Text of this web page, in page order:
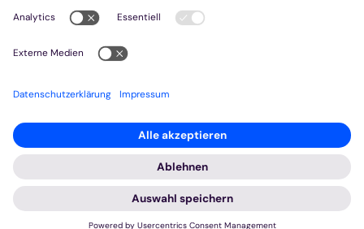
Stellenangebote
Kirchenzeitung
Amtsblatt (Kirchlicher Anzeiger)
Rechtsdatenbank
Meldestelle gemäß Hinweisgeberschutzgesetz
2026 © Bistum Aachen
Impressum
Datenschutzerklärung